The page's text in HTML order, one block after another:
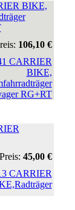
BIKE,
106,10 €
Preis: 45,00 €